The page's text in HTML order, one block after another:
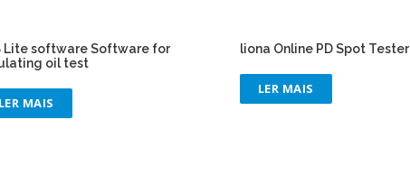
Lite software Software for
oil test
LER MAIS
liona Online PD Spot Tester
LER MAIS